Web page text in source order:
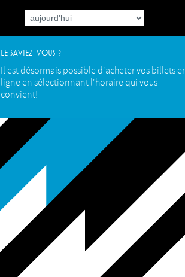
Le saviez-vous ?
Il est désormais possible d'acheter vos billets
ligne en sélectionnant l'horaire qui vous
convient!